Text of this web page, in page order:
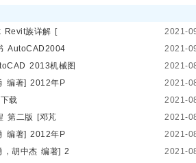
2021-
Revit族详解 [
2021-
AutoCAD2004
2021-
2013机械图
2021-
编著] 2012年P
2021-
载
2021-
第二版 [邓芃
2021-
编著] 2012年P
2021-
，胡中杰 编著] 2